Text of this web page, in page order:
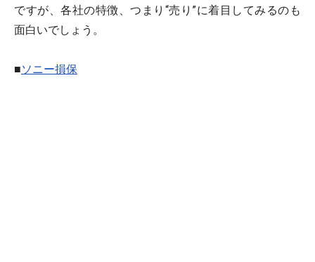
ですが、各社の特徴、つまり“売り”に着目してみるのも
面白いでしょう。
■ソニー損保